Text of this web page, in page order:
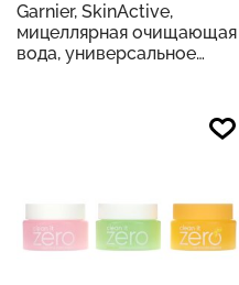
Garnier, SkinActive,
мицеллярная очищающая
вода, универсальное